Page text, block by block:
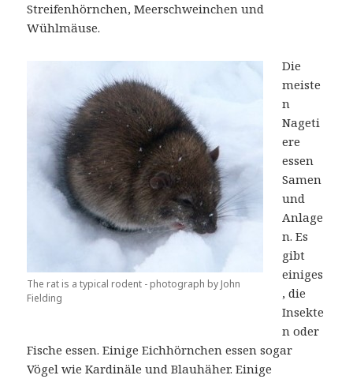
Streifenhörnchen, Meerschweinchen und
Wühlmäuse.
The rat is a typical rodent - photograph by John
Fielding
Die
meiste
n
Nageti
ere
essen
Samen
und
Anlage
n. Es
gibt
einiges
, die
Insekte
n oder
Fische essen. Einige Eichhörnchen essen sogar
Vögel wie Kardinäle und Blauhäher. Einige